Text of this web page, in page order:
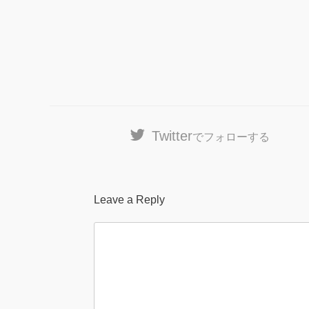
Twitterでフォローする
Leave a Reply